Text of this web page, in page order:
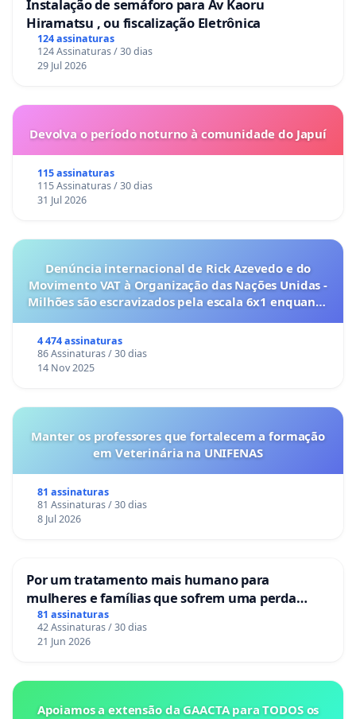
Instalação de semáforo para Av Kaoru
Hiramatsu , ou fiscalização Eletrônica
124 assinaturas
124 Assinaturas / 30 dias
29 Jul 2026
Devolva o período noturno à comunidade do Japuí
115 assinaturas
115 Assinaturas / 30 dias
31 Jul 2026
Denúncia internacional de Rick Azevedo e do
Movimento VAT à Organização das Nações Unidas -
Milhões são escravizados pela escala 6x1 enquanto
4 474 assinaturas
86 Assinaturas / 30 dias
14 Nov 2025
Manter os professores que fortalecem a formação
em Veterinária na UNIFENAS
81 assinaturas
81 Assinaturas / 30 dias
8 Jul 2026
Por um tratamento mais humano para
mulheres e famílias que sofrem uma perda
gestacional nos hospitais portugueses
81 assinaturas
42 Assinaturas / 30 dias
21 Jun 2026
Apoiamos a extensão da GAACTA para TODOS os